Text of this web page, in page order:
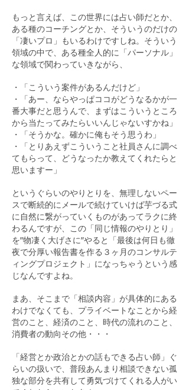
もっと言えば、この世界には占い師だとか、
ある種のコーチングとか、そういうのだけの
「凄いプロ」もいるわけですしね。そういう
領域の中で、ある種全人的に「パーソナル」
な領域で関わっていきながら、
・「こういう案件があるんだけど」
・「あー、ならやっぱココがどうなるかが一
番大事だと思うんで、まずはこういうところ
から当たってみたらいいんじゃないすかね」
・「そうかな。確かに俺もそう思うわ」
・「とりあえずこういうこと社員さんに調べ
てもらって、どうなったか教えてくれたらと
思いますー」
というぐらいのやりとりを、無理しないペー
スで断続的にメールで続けていけば芋づる式
に自然に繋がっていくものがあってラクに終
わるんですが、この「同じ情報のやりとり」
を”物凄く大げさに”やると「最後は何日も徹
夜で分厚い報告書を作る３ヶ月のコンサルテ
ィングプロジェクト」になっちゃうという感
じなんですよね。
まあ、そこまで「相談内容」が具体的にある
わけでなくても、プライベートなことから経
営のこと、経済のこと、時代の流れのこと、
消費者の動向その他・・・
「経営とか政治とかの話もできる占い師」ぐ
らいの扱いで、普段あんまり相談できない孤
独な部分を共有して勇気づけてくれる人がい